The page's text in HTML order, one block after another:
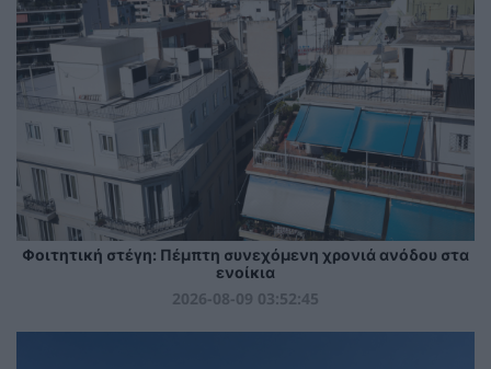
Φοιτητική στέγη: Πέμπτη συνεχόμενη χρονιά ανόδου στα
ενοίκια
2026-08-09 03:52:45